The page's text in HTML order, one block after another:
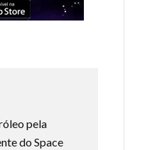
pela
do Space